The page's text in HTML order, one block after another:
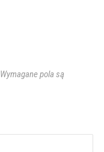
Wymagane pola są